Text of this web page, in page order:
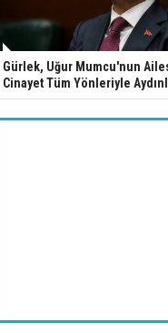
Gürlek, Uğur Mumcu'nun
Cinayet Tüm Yönleriyle